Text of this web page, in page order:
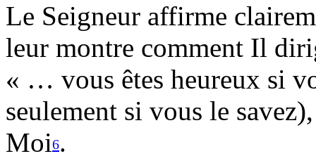
Le Seigneur affirme
leur montre comment Il
« … vous êtes heureux si
seulement si vous le
Moi6.